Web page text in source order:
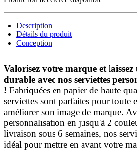
Description
Détails du produit
Conception
Valorisez votre marque et laissez
durable avec nos serviettes
! Fabriquées en papier de haute
serviettes sont parfaites pour toute
améliorer son image de marque.
personnalisation en jusqu'à 2
livraison sous 6 semaines, nos
idéal pour mettre en avant votre